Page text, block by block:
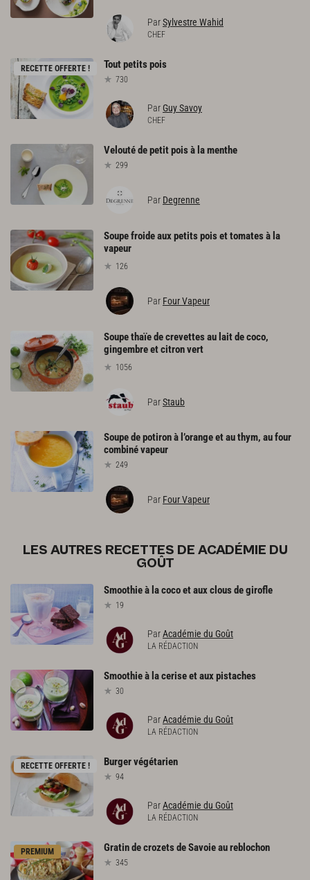
ParSylvestre Wahid
CHEF
RECETTE OFFERTE ! Toutpetitspois
730
ParGuy Savoy
CHEF
Veloutédepetitpoisà lamenthe
299
Par Degrenne
Soupe froide aux petits pois et tomates à la
vapeur
126
Par Four Vapeur
Soupe thaïe de crevettes au lait de coco,
gingembre et citron vert
1056
ParStaub
Soupedepotironà l’orangeetauthym, aufour
combinévapeur
249
Par Four Vapeur
LES AUTRES RECETTES DE ACADÉMIE DU
GOÛT
Smoothieà lacocoetauxclousdegirofle
19
ParAcadémie du Goût
LA RÉDACTION
Smoothieà laceriseetauxpistaches
30
ParAcadémie du Goût
LA RÉDACTION
RECETTE OFFERTE ! Burgervégétarien
94
ParAcadémie du Goût
LA RÉDACTION
PREMIUM GratindecrozetsdeSavoieaureblochon
345